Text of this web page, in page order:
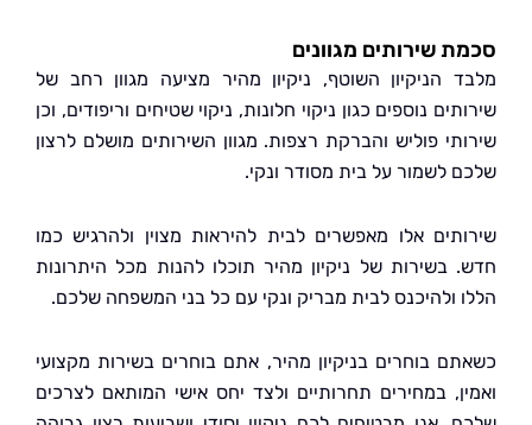
שירותים מגוונים
הניקיון השוטף, ניקיון מהיר מציעה מגוון רחב של
נוספים כגון ניקוי חלונות, ניקוי שטיחים וריפודים, וכן
פוליש והברקת רצפות. מגוון השירותים מושלם לרצון
לשמור על בית מסודר ונקי.
אלו מאפשרים לבית להיראות מצוין ולהרגיש כמו
בשירות של ניקיון מהיר תוכלו להנות מכל היתרונות
ולהיכנס לבית מבריק ונקי עם כל בני המשפחה שלכם.
בוחרים בניקיון מהיר, אתם בוחרים בשירות מקצועי
במחירים תחרותיים ולצד יחס אישי המותאם לצרכים